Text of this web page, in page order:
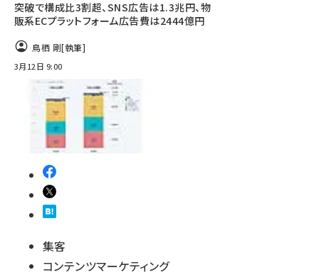
突破で構成比3割超、SNS広告は1.3兆円、物
販系ECプラットフォーム広告費は2444億円
鳥栖 剛[執筆]
3月12日 9:00
集客
コンテンツマーケティング